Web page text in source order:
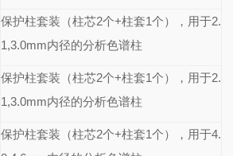
保护柱套装（柱芯2个+柱套1个），用于2.
1,3.0mm内径的分析色谱柱
保护柱套装（柱芯2个+柱套1个），用于2.
1,3.0mm内径的分析色谱柱
保护柱套装（柱芯2个+柱套1个），用于4.